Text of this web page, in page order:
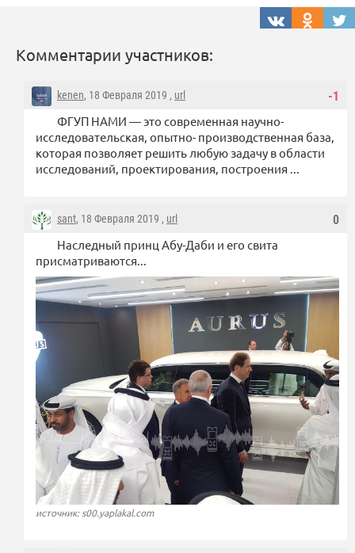
Комментарии участников:
-1
kenen, 18 Февраля 2019 , url
ФГУП НАМИ — это современная научно-
исследовательская, опытно- производственная база,
которая позволяет решить любую задачу в области
исследований, проектирования, построения ...
0
sant, 18 Февраля 2019 , url
Наследный принц Абу-Даби и его свита
присматриваются...
источник: s00.yaplakal.com